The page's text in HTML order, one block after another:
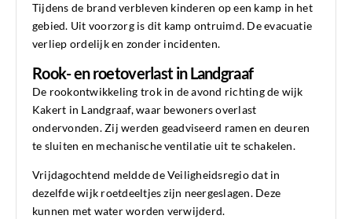
Tijdens de brand verbleven kinderen op een kamp in het
gebied. Uit voorzorg is dit kamp ontruimd. De evacuatie
verliep ordelijk en zonder incidenten.
Rook- en roetoverlast in Landgraaf
De rookontwikkeling trok in de avond richting de wijk
Kakert in Landgraaf, waar bewoners overlast
ondervonden. Zij werden geadviseerd ramen en deuren
te sluiten en mechanische ventilatie uit te schakelen.
Vrijdagochtend meldde de Veiligheidsregio dat in
dezelfde wijk roetdeeltjes zijn neergeslagen. Deze
kunnen met water worden verwijderd.